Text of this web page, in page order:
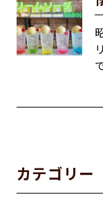
カテゴリー